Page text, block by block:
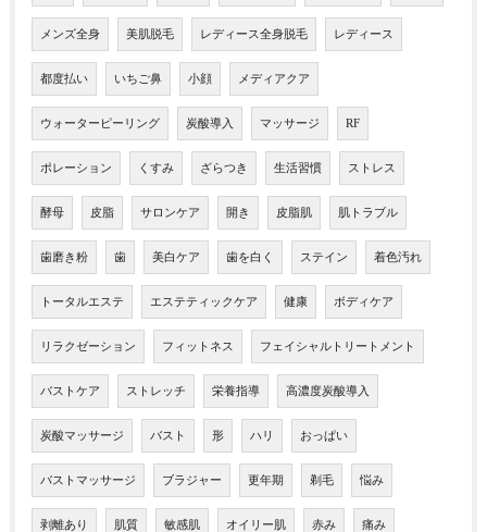
メンズ全身 美肌脱毛 レディース全身脱毛 レディース
都度払い いちご鼻 小顔 メディアクア
ウォーターピーリング 炭酸導入 マッサージ RF
ポレーション くすみ ざらつき 生活習慣 ストレス
酵母 皮脂 サロンケア 開き 皮脂肌 肌トラブル
歯磨き粉 歯 美白ケア 歯を白く ステイン 着色汚れ
トータルエステ エステティックケア 健康 ボディケア
リラクゼーション フィットネス フェイシャルトリートメント
バストケア ストレッチ 栄養指導 高濃度炭酸導入
炭酸マッサージ バスト 形 ハリ おっぱい
バストマッサージ ブラジャー 更年期 剃毛 悩み
剥離あり 肌質 敏感肌 オイリー肌 赤み 痛み